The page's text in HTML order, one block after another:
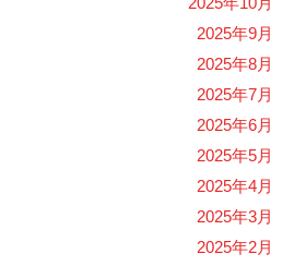
2025年9月
2025年8月
2025年7月
2025年6月
2025年5月
2025年4月
2025年3月
2025年2月